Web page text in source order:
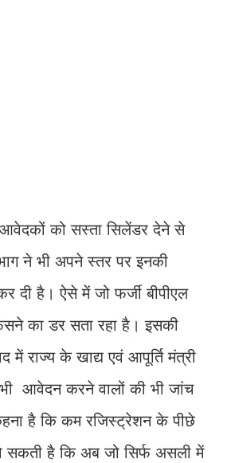
को सस्ता सिलेंडर देने से
ने भी अपने स्तर पर इनकी
दी है। ऐसे में जो फर्जी बीपीएल
का डर सता रहा है। इसकी
में राज्य के खाद्य एवं आपूर्ति मंत्री
आवेदन करने वालों की भी जांच
है कि कम रजिस्ट्रेशन के पीछे
सकती है कि अब जो सिर्फ असली में